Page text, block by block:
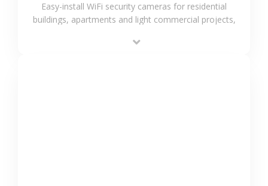
Easy-install WiFi security cameras for residential
buildings, apartments and light commercial projects,
surveillance solutions.